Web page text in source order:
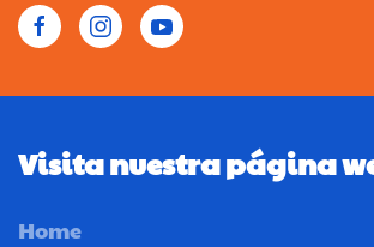
Visita nuestra página
Home